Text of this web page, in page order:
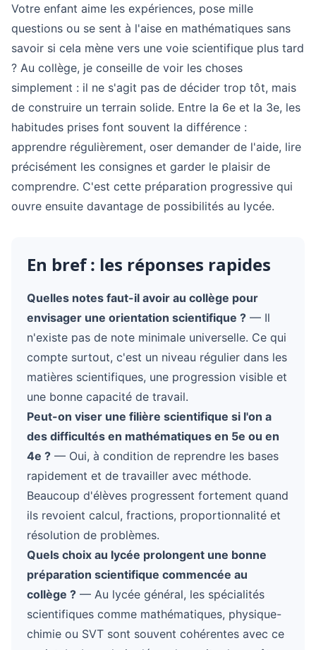
Votre enfant aime les expériences, pose mille
questions ou se sent à l'aise en mathématiques sans
savoir si cela mène vers une voie scientifique plus tard
? Au collège, je conseille de voir les choses
simplement : il ne s'agit pas de décider trop tôt, mais
de construire un terrain solide. Entre la 6e et la 3e, les
habitudes prises font souvent la différence :
apprendre régulièrement, oser demander de l'aide, lire
précisément les consignes et garder le plaisir de
comprendre. C'est cette préparation progressive qui
ouvre ensuite davantage de possibilités au lycée.
En bref : les réponses rapides
Quelles notes faut-il avoir au collège pour
envisager une orientation scientifique ? — Il
n'existe pas de note minimale universelle. Ce qui
compte surtout, c'est un niveau régulier dans les
matières scientifiques, une progression visible et
une bonne capacité de travail.
Peut-on viser une filière scientifique si l'on a
des difficultés en mathématiques en 5e ou en
4e ? — Oui, à condition de reprendre les bases
rapidement et de travailler avec méthode.
Beaucoup d'élèves progressent fortement quand
ils revoient calcul, fractions, proportionnalité et
résolution de problèmes.
Quels choix au lycée prolongent une bonne
préparation scientifique commencée au
collège ? — Au lycée général, les spécialités
scientifiques comme mathématiques, physique-
chimie ou SVT sont souvent cohérentes avec ce